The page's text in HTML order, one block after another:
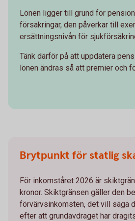
Lönen ligger till grund för
försäkringar, den påverkar till
ersättningsnivån för
Tänk därför på att uppdatera
lönen ändras så att premier och
Brytpunkt för statlig
För inkomståret 2026 är
kronor. Skiktgränsen gäller den
förvärvsinkomsten, det vill säga
efter att grundavdraget har